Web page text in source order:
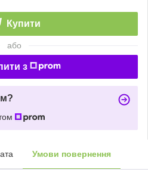
Купити
або
з
Умови повернення